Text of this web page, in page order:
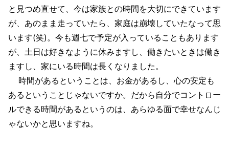
と見つめ直せて、今は家族との時間を大切にできています
が、あのまま走っていたら、家庭は崩壊していたなって思
います(笑)。今も週七で予定が入っていることもあります
が、土日は好きなように休みますし、働きたいときは働き
ますし、家にいる時間は長くなりました。
時間があるということは、お金があるし、心の安定も
あるということじゃないですか。だから自分でコントロー
ルできる時間があるというのは、あらゆる面で幸せなんじ
ゃないかと思いますね。